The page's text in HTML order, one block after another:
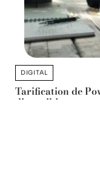
DIGITAL
Tarification de
disponibles